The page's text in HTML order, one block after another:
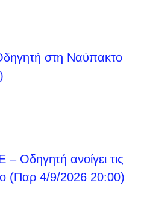
στη Ναύπακτο
Οδηγητή ανοίγει τις
(Παρ 4/9/2026 20:00)